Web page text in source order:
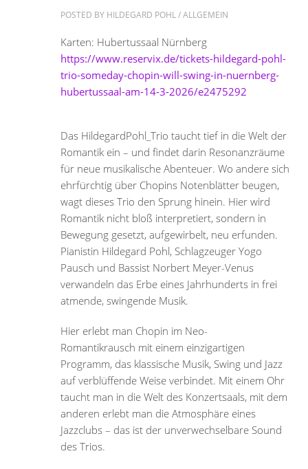
POSTED BY HILDEGARD POHL/ALLGEMEIN
Karten: Hubertussaal Nürnberg
https://www.reservix.de/tickets-hildegard-pohl-
trio-someday-chopin-will-swing-in-nuernberg-
hubertussaal-am-14-3-2026/e2475292
Das HildegardPohl_Trio taucht tief in die Welt der
Romantik ein – und findet darin Resonanzräume
für neue musikalische Abenteuer. Wo andere sich
ehrfürchtig über Chopins Notenblätter beugen,
wagt dieses Trio den Sprung hinein. Hier wird
Romantik nicht bloß interpretiert, sondern in
Bewegung gesetzt, aufgewirbelt, neu erfunden.
Pianistin Hildegard Pohl, Schlagzeuger Yogo
Pausch und Bassist Norbert Meyer-Venus
verwandeln das Erbe eines Jahrhunderts in frei
atmende, swingende Musik.
Hier erlebt man Chopin im Neo-
Romantikrausch mit einem einzigartigen
Programm, das klassische Musik, Swing und Jazz
auf verblüffende Weise verbindet. Mit einem Ohr
taucht man in die Welt des Konzertsaals, mit dem
anderen erlebt man die Atmosphäre eines
Jazzclubs – das ist der unverwechselbare Sound
des Trios.